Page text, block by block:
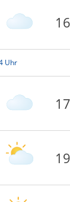
Uhr